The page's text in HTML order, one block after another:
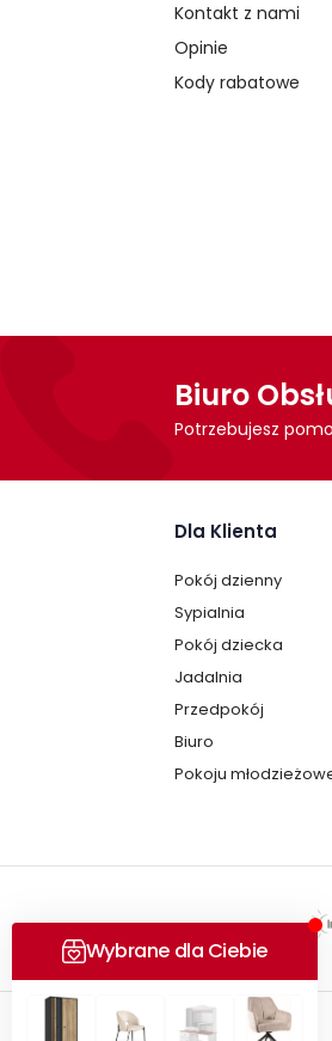
Kontakt z nami
Opinie
Kody rabatowe
Biuro
Potrzebujesz
Dla Klienta
Pokój dzienny
Sypialnia
Pokój dziecka
Jadalnia
Przedpokój
Biuro
Pokoju